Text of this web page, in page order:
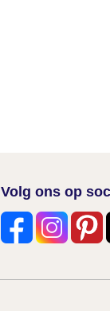
Volg ons op